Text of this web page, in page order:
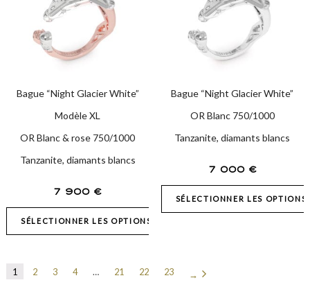
Bague “Night Glacier White”
Modèle XL
OR Blanc & rose 750/1000
Tanzanite, diamants blancs
7 900 €
SÉLECTIONNER LES OPTIONS
Bague “Night Glacier White”
OR Blanc 750/1000
Tanzanite, diamants blancs
7 000 €
SÉLECTIONNER LES OPTIONS
1 2 3 4 … 21 22 23 →